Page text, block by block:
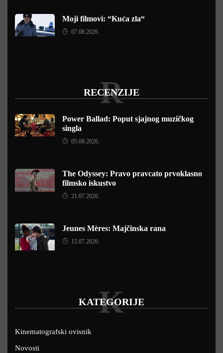
Moji filmovi: “Kuća zla“
07.08.2026.
RECENZIJE
R
Power Ballad: Poput sjajnog muzičkog
singla
05.08.2026.
The Odyssey: Pravo pravcato prvoklasno
filmsko iskustvo
21.07.2026.
Jeunes Mères: Majčinska rana
15.07.2026.
KATEGORIJE
K
Kinematografski ovisnik
Novosti